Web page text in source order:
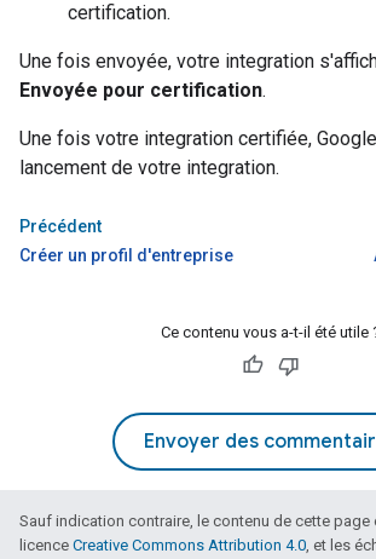
certification.
Une fois envoyée, votre integration
Envoyée pour certification.
Une fois votre integration certifiée,
lancement de votre integration.
Précédent
Créer un profil d'entreprise
Ce contenu vous a-t-il été utile
Envoyer des
Sauf indication contraire, le contenu de cette page
licence Creative Commons Attribution 4.0, et les